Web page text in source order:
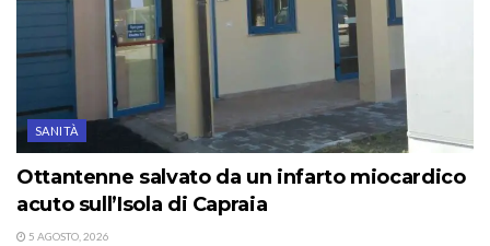
SANITÀ
Ottantenne salvato da un infarto miocardico
acuto sull’Isola di Capraia
5 AGOSTO, 2026